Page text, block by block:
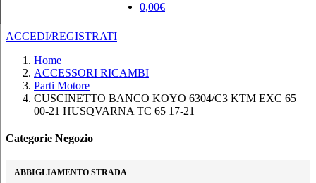
0,00€
ACCEDI/REGISTRATI
Home
ACCESSORI RICAMBI
Parti Motore
CUSCINETTO BANCO KOYO 6304/C3 KTM EXC 65
00-21 HUSQVARNA TC 65 17-21
Categorie Negozio
ABBIGLIAMENTO STRADA